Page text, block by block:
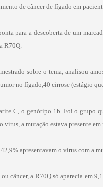
de câncer de fígado em
para a descoberta de um
R70Q.
sobre o tema, analisou
no fígado,40 cirrose (estágio
C, o genótipo 1b. Foi o grupo
vírus, a mutação estava presente em
apresentavam o vírus com a
câncer, a R70Q só aparecia em